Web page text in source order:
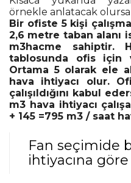
örnekle anlatacak
Bir ofiste 5 kişi
2,6 metre taban alanı
m3hacme sahiptir.
tablosunda ofis
Ortama 5 olarak ele
hava ihtiyacı olur.
çalışıldığını kabul
m3 hava ihtiyacı
+ 145 =795 m3 / saat
Fan seçimide
ihtiyacına göre